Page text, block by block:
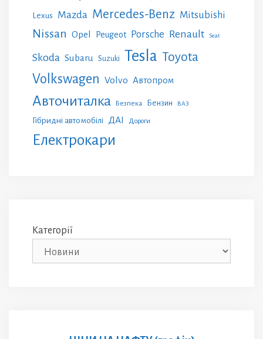
Lexus Mazda Mercedes-Benz Mitsubishi
Nissan Opel Peugeot Porsche Renault Seat
Skoda Subaru Suzuki Tesla Toyota
Volkswagen Volvo Автопром
Авточиталка Безпека Бензин ВАЗ
Гібридні автомобілі ДАІ Дороги
Електрокари
Категорії